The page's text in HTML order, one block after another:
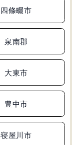
四條畷市
泉南郡
大東市
豊中市
寝屋川市